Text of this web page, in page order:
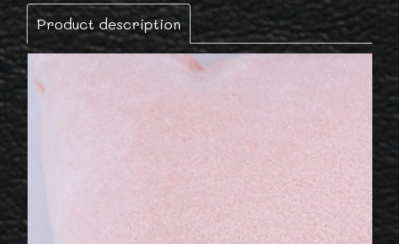
Product description